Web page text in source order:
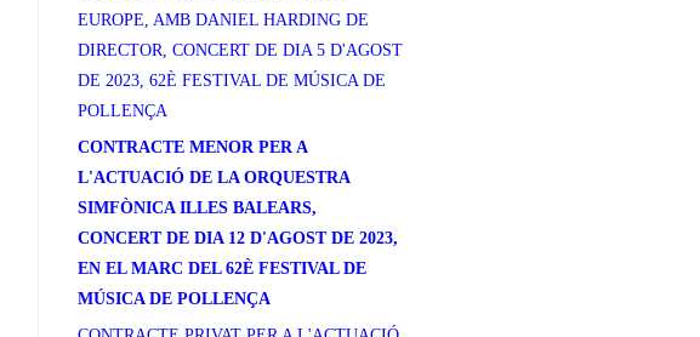
EUROPE, AMB DANIEL HARDING DE
DIRECTOR, CONCERT DE DIA 5 D'AGOST
DE 2023, 62È FESTIVAL DE MÚSICA DE
POLLENÇA
CONTRACTE MENOR PER A
L'ACTUACIÓ DE LA ORQUESTRA
SIMFÒNICA ILLES BALEARS,
CONCERT DE DIA 12 D'AGOST DE 2023,
EN EL MARC DEL 62È FESTIVAL DE
MÚSICA DE POLLENÇA